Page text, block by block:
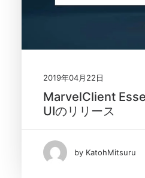
2019年04月22日
MarvelClient
UIのリリース
by KatohMitsuru